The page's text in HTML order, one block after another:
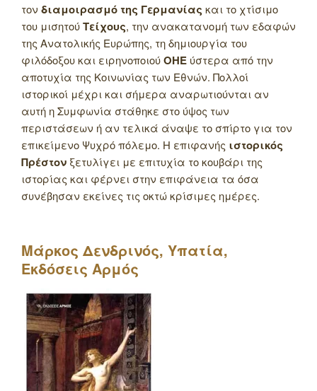
τον διαμοιρασμό της Γερμανίας και το χτίσιμο
του μισητούΤείχους, την ανακατανομή των εδαφών
της Ανατολικής Ευρώπης, τη δημιουργία του
φιλόδοξου και ειρηνοποιούΟΗΕ ύστερα από την
αποτυχία της Κοινωνίας των Εθνών. Πολλοί
ιστορικοί μέχρι και σήμερα αναρωτιούνται αν
αυτή η Συμφωνία στάθηκε στο ύψος των
περιστάσεων ή αν τελικά άναψε το σπίρτο για τον
επικείμενο Ψυχρό πόλεμο. Η επιφανής ιστορικός
Πρέστον ξετυλίγει με επιτυχία το κουβάρι της
ιστορίας και φέρνει στην επιφάνεια τα όσα
συνέβησαν εκείνες τις οκτώ κρίσιμες ημέρες.
Μάρκος Δενδρινός, Υπατία,
Εκδόσεις Αρμός